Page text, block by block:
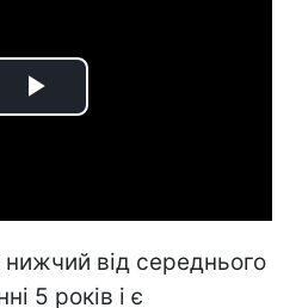
Play
нижчий від середнього
5 років і є